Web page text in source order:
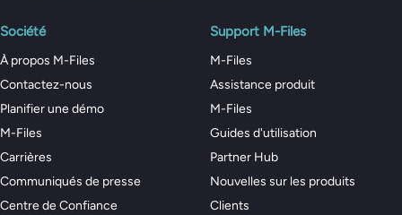
Société
À propos M-Files
Contactez-nous
Planifier une démo
M-Files
Carrières
Communiqués de presse
Centre de Confiance
Support M-Files
M-Files
Assistance produit
M-Files
Guides d'utilisation
Partner Hub
Nouvelles sur les produits
Clients